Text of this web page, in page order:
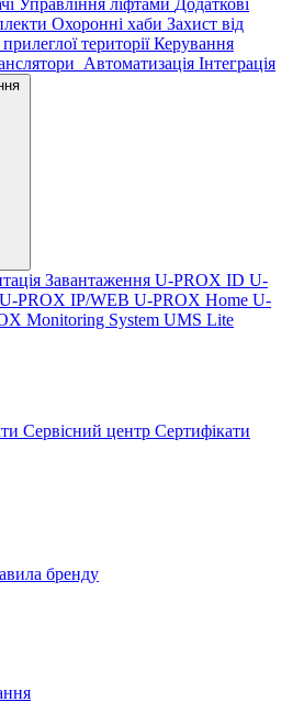
Управління ліфтами Додаткові
Охоронні хаби Захист від
територіїКерування
Автоматизація Інтеграція
Завантаження U-PROX ID U-
PROX IP/WEB U-PROX Home U-
Monitoring System UMS Lite
Сервісний центр Сертифікати
бренду